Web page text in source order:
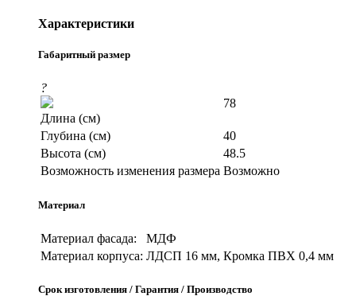
Характеристики
Габаритный размер
?
Длина (см)
78
Глубина (см)
40
Высота (см)
48.5
Возможность изменения размера Возможно
Материал
Материал фасада:
МДФ
Материал корпуса: ЛДСП 16 мм, Кромка ПВХ 0,4 мм
Срок изготовления / Гарантия / Производство